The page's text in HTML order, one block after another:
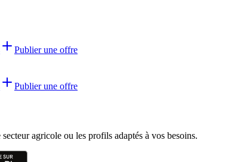
Publier une offre
Publier une offre
agricole ou les profils adaptés à vos besoins.